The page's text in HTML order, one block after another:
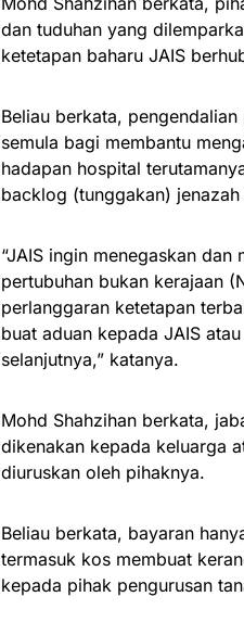
dan tuduhan yang
ketetapan baharu JAIS
Beliau berkata,
semula bagi membantu
hadapan hospital
backlog (tunggakan)
“JAIS ingin menegaskan
pertubuhan bukan kerajaan
perlanggaran ketetapan
buat aduan kepada JAIS
selanjutnya,” katanya.
Mohd Shahzihan berkata,
dikenakan kepada keluarga
diuruskan oleh pihaknya.
Beliau berkata, bayaran
termasuk kos membuat
kepada pihak pengurusan